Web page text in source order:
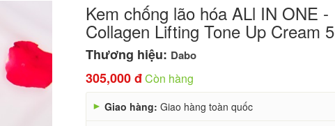
Kem chống lão hóa ALl IN ONE -
Collagen Lifting Tone Up Cream
Thương hiệu: Dabo
305,000 đCòn hàng
► Giao hàng:Giao hàng toàn quốc